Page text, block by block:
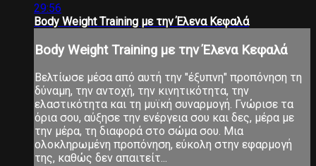
29:56
Body Weight Τraining με την Έλενα Κεφαλά
Body Weight Τraining με την Έλενα Κεφαλά
Βελτίωσε μέσα από αυτή την "έξυπνη" προπόνηση τη
δύναμη, την αντοχή, την κινητικότητα, την
ελαστικότητα και τη μυϊκή συναρμογή. Γνώρισε τα
όρια σου, αύξησε την ενέργεια σου και δες, μέρα με
την μέρα, τη διαφορά στο σώμα σου. Μια
ολοκληρωμένη προπόνηση, εύκολη στην εφαρμογή
της, καθώς δεν απαιτείτ...